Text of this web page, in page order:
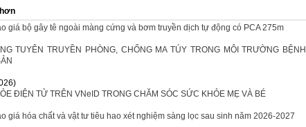
giá bộ gây tê ngoài màng cứng và bơm truyền dịch tự động có PCA 275m
TUYÊN TRUYỀN PHÒNG, CHỐNG MA TÚY TRONG MÔI TRƯỜNG BỆNH
ĐIỆN TỬ TRÊN VNeID TRONG CHĂM SÓC SỨC KHỎE MẸ VÀ BÉ
giá hóa chất và vật tư tiêu hao xét nghiệm sàng lọc sau sinh năm 2026-2027